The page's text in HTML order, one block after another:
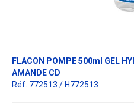
FLACON POMPE 500ml GEL
AMANDE CD
Réf. 772513 / H772513